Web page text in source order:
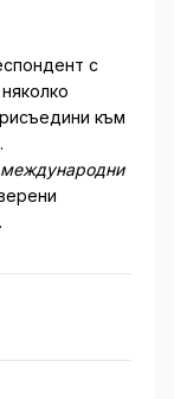
с
към
международни